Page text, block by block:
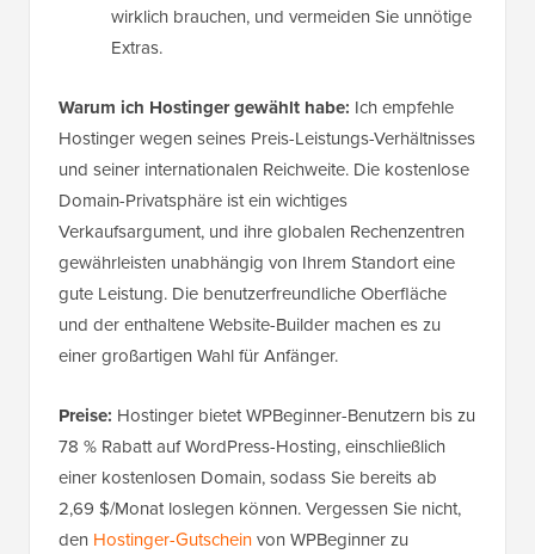
wirklich brauchen, und vermeiden Sie unnötige
Extras.
Warum ich Hostinger gewählt habe: Ich empfehle
Hostinger wegen seines Preis-Leistungs-Verhältnisses
und seiner internationalen Reichweite. Die kostenlose
Domain-Privatsphäre ist ein wichtiges
Verkaufsargument, und ihre globalen Rechenzentren
gewährleisten unabhängig von Ihrem Standort eine
gute Leistung. Die benutzerfreundliche Oberfläche
und der enthaltene Website-Builder machen es zu
einer großartigen Wahl für Anfänger.
Preise: Hostinger bietet WPBeginner-Benutzern bis zu
78 % Rabatt auf WordPress-Hosting, einschließlich
einer kostenlosen Domain, sodass Sie bereits ab
2,69 $/Monat loslegen können. Vergessen Sie nicht,
den Hostinger-Gutscheinvon WPBeginner zu